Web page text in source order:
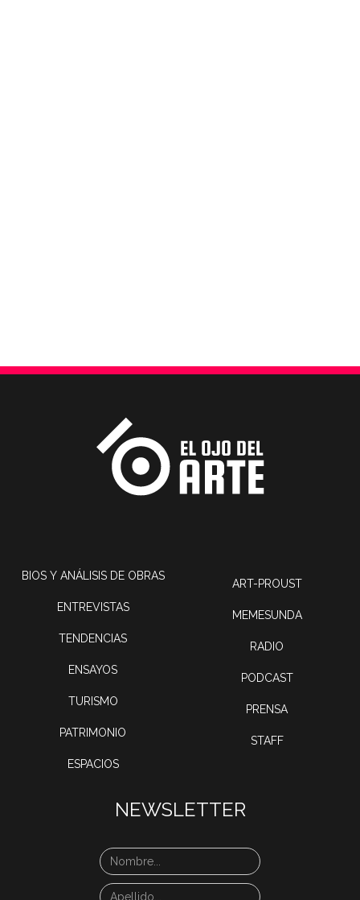
BIOS Y ANÁLISIS DE OBRAS
ENTREVISTAS
TENDENCIAS
ENSAYOS
TURISMO
PATRIMONIO
ESPACIOS
ART-PROUST
MEMESUNDA
RADIO
PODCAST
PRENSA
STAFF
NEWSLETTER